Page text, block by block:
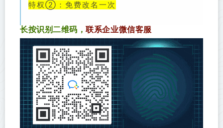
特权②：免费改名一次
长按识别二维码，联系企业微信客服